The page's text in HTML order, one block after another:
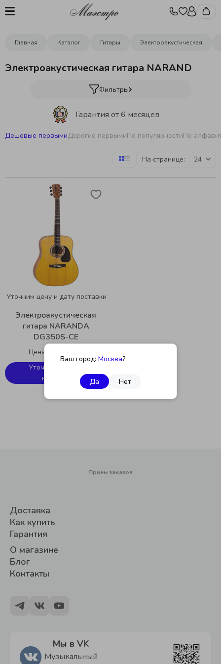
Ваш город: Москва?
Да Нет
Главная Каталог Гитары Электроакустическая
Электроакустическая гитара NARAND
Фильтры
Гарантия от 6 месяцев
Дешевые первымиДорогие первымиПо популярностиПо
На странице:
Уточним цену и дату поставки
Электроакустическая
гитара NARANDA
DG350S-CE
Цена по запросу
Уточнить цену и
наличие
Доставка
Как купить
Гарантия
О магазине
Блог
Контакты
Прием заказов
Мы в VK
Музыкальный